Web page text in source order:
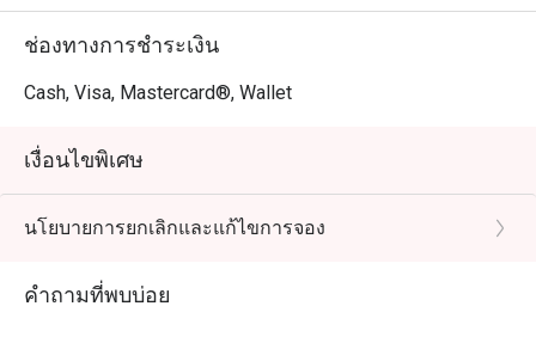
ช่องทางการชำระเงิน
Cash, Visa, Mastercard®, Wallet
เงื่อนไขพิเศษ
นโยบายการยกเลิกและแก้ไขการจอง
คำถามที่พบบ่อย